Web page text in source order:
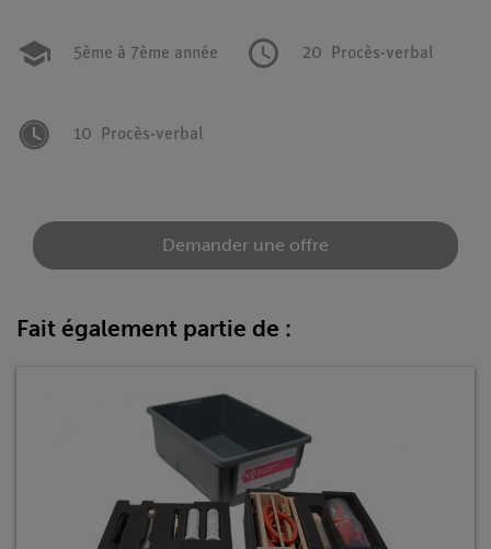
5ème à 7ème année 20 Procès-verbal
10 Procès-verbal
Demander une offre
Fait également partie de :